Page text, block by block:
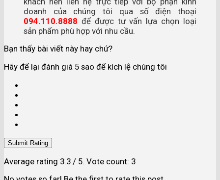
doanh của chúng tôi qua số điện thoại
094.110.8888 để được tư vấn lựa chọn loại
sản phẩm phù hợp với nhu cầu.
Bạn thấy bài viết này hay chứ?
Hãy để lại đánh giá 5 sao để kích lệ chúng tôi
Submit Rating
Average rating 3.3 / 5. Vote count: 3